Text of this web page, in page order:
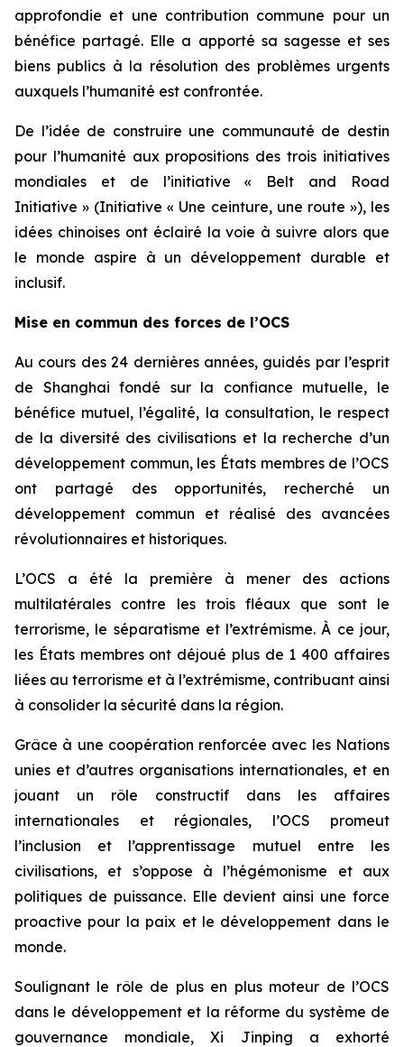
approfondie et une contribution commune pour un
bénéfice partagé. Elle a apporté sa sagesse et ses
biens publics à la résolution des problèmes urgents
auxquels l’humanité est confrontée.
De l’idée de construire une communauté de destin
pour l’humanité aux propositions des trois initiatives
mondiales et de l’initiative « Belt and Road
Initiative » (Initiative « Une ceinture, une route »), les
idées chinoises ont éclairé la voie à suivre alors que
le monde aspire à un développement durable et
inclusif.
Mise en commun des forces de l’OCS
Au cours des 24 dernières années, guidés par l’esprit
de Shanghai fondé sur la confiance mutuelle, le
bénéfice mutuel, l’égalité, la consultation, le respect
de la diversité des civilisations et la recherche d’un
développement commun, les États membres de l’OCS
ont partagé des opportunités, recherché un
développement commun et réalisé des avancées
révolutionnaires et historiques.
L’OCS a été la première à mener des actions
multilatérales contre les trois fléaux que sont le
terrorisme, le séparatisme et l’extrémisme. À ce jour,
les États membres ont déjoué plus de 1 400 affaires
liées au terrorisme et à l’extrémisme, contribuant ainsi
à consolider la sécurité dans la région.
Grâce à une coopération renforcée avec les Nations
unies et d’autres organisations internationales, et en
jouant un rôle constructif dans les affaires
internationales et régionales, l’OCS promeut
l’inclusion et l’apprentissage mutuel entre les
civilisations, et s’oppose à l’hégémonisme et aux
politiques de puissance. Elle devient ainsi une force
proactive pour la paix et le développement dans le
monde.
Soulignant le rôle de plus en plus moteur de l’OCS
dans le développement et la réforme du système de
gouvernance mondiale, Xi Jinping a exhorté